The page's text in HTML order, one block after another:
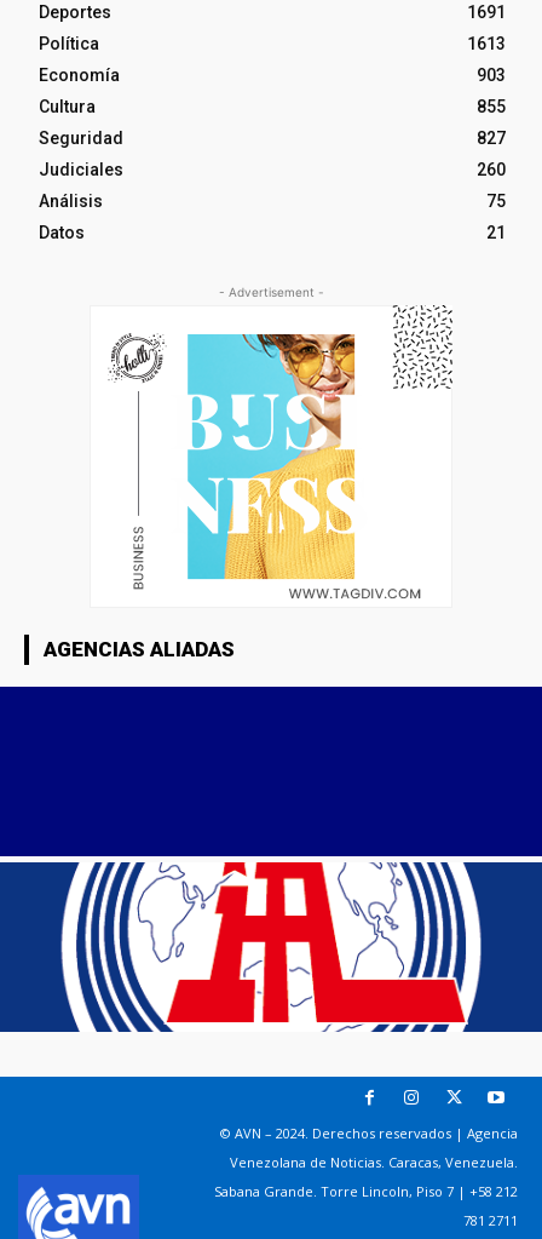
Deportes
1691
Política
1613
Economía
903
Cultura
855
Seguridad
827
Judiciales
260
Análisis
75
Datos
21
- Advertisement -
AGENCIAS ALIADAS
© AVN – 2024. Derechos reservados | Agencia
Venezolana de Noticias. Caracas, Venezuela.
Sabana Grande. Torre Lincoln, Piso 7 | +58 212
781 2711